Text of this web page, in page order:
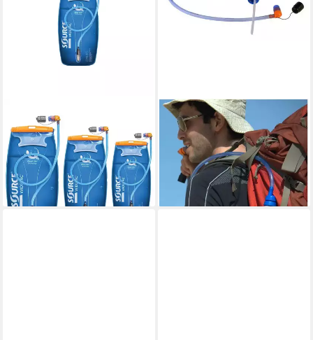
SOURCE
Trinkblase Widepac alpine
blue Trinksystem für
Rucksäcke
ab 33,99 €
lieferbar - in 2-3 Werktagen bei dir
SOURCE
Trinksystem Convertube
2031160200 Flaschen
Adapter Set
28,99 €
lieferbar - in 2-3 Werktagen bei dir